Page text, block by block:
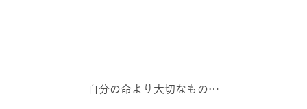
自分の命より大切なもの…